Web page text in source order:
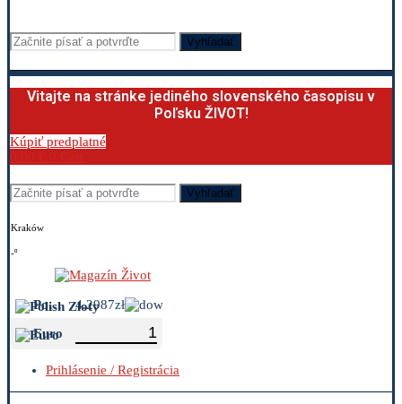
Vyhľadať
Vitajte na stránke jediného slovenského časopisu v
Poľsku ŽIVOT!
Kúpiť predplatné
Vyhľadať
Kraków
-º
Polish Zloty
4.2987zł
Euro
Prihlásenie / Registrácia